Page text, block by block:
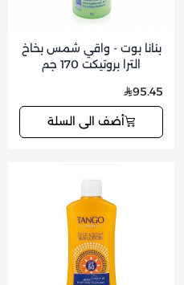
بنانا بوت - واقي شمس بخاخ
الترا بروتيكت 170 جم
95.45
أضف الى السلة